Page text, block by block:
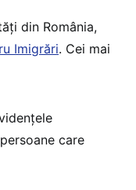
din România,
Imigrări. Cei mai
care